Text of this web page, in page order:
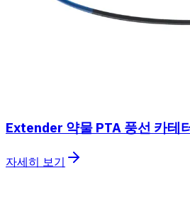
Extender 약물 PTA 풍선 카테
자세히 보기